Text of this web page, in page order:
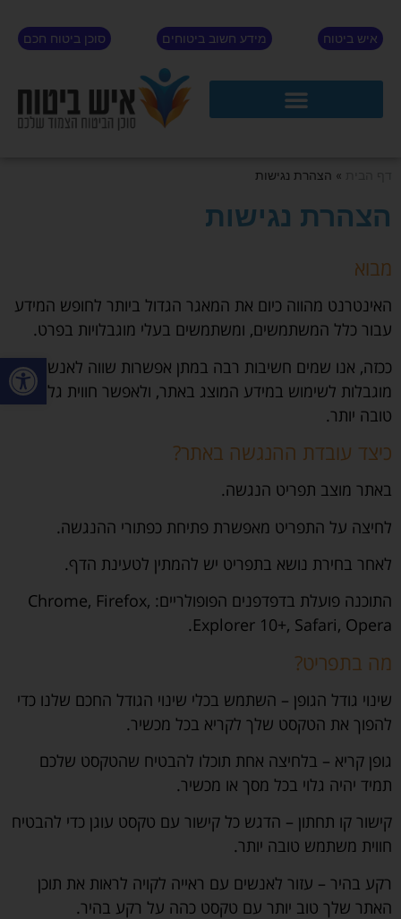
פתח
איש ביטוח מידע חשוב ביטוחים סוכן ביטוח חכם
» הצהרת נגישות
הצהרת נגישות
מבוא
האינטרנט מהווה כיום את המאגר הגדול ביותר לחופש המידע
עבור כלל המשתמשים, ומשתמשים בעלי מוגבלויות בפרט.
ככזה, אנו שמים חשיבות רבה במתן אפשרות שווה לאנשים עם
מוגבלות לשימוש במידע המוצג באתר, ולאפשר חווית גלישה
טובה יותר.
כיצד עובדת ההנגשה באתר?
באתר מוצב תפריט הנגשה.
לחיצה על התפריט מאפשרת פתיחת כפתורי ההנגשה.
לאחר בחירת נושא בתפריט יש להמתין לטעינת הדף.
התוכנה פועלת בדפדפנים הפופולריים: Chrome, Firefox,
Explorer 10+, Safari, Opera.
מה בתפריט?
שינוי גודל הגופן – השתמש בכלי שינוי הגודל החכם שלנו כדי
להפוך את הטקסט שלך לקריא בכל מכשיר.
גופן קריא – בלחיצה אחת תוכלו להבטיח שהטקסט שלכם
תמיד יהיה גלוי בכל מסך או מכשיר.
קישור קו תחתון – הדגש כל קישור עם טקסט עוגן כדי להבטיח
חווית משתמש טובה יותר.
רקע בהיר – עזור לאנשים עם ראייה לקויה לראות את תוכן
האתר שלך טוב יותר עם טקסט כהה על רקע בהיר.